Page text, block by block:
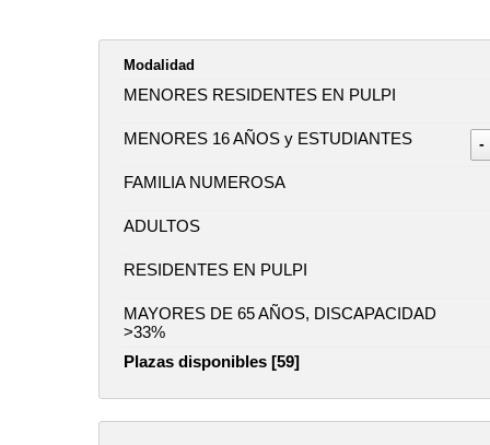
Modalidad
MENORES RESIDENTES EN PULPI
MENORES 16 AÑOS y ESTUDIANTES -
FAMILIA NUMEROSA
ADULTOS
RESIDENTES EN PULPI
MAYORES DE 65 AÑOS, DISCAPACIDAD
>33%
Plazas disponibles [59]